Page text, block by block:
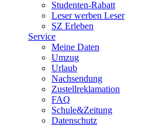
Studenten-Rabatt
Leser werben Leser
SZ Erleben
Service
Meine Daten
Umzug
Urlaub
Nachsendung
Zustellreklamation
FAQ
Schule&Zeitung
Datenschutz